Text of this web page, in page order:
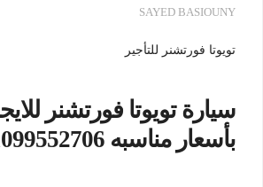
SAYED BASIOUNY
تويوتا فورتشنر للتأجير
سيارة تويوتا فورتشنر
بأسعار مناسبه 01099552706